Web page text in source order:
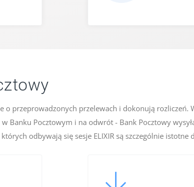
przeprowadzonych przelewach i dokonują rozliczeń.
Banku Pocztowym i na odwrót - Bank Pocztowy
odbywają się sesje ELIXIR są szczególnie